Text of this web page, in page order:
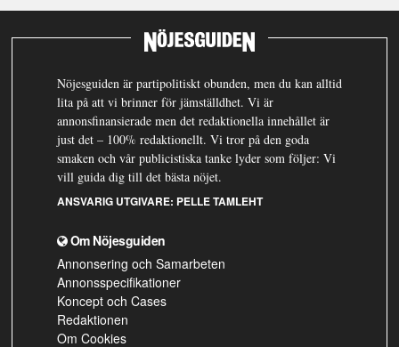
Nöjesguiden är partipolitiskt obunden, men du kan alltid
lita på att vi brinner för jämställdhet. Vi är
annonsfinansierade men det redaktionella innehållet är
just det – 100% redaktionellt. Vi tror på den goda
smaken och vår publicistiska tanke lyder som följer: Vi
vill guida dig till det bästa nöjet.
ANSVARIG UTGIVARE: PELLE TAMLEHT
Om Nöjesguiden
Annonsering och Samarbeten
Annonsspecifikationer
Koncept och Cases
Redaktionen
Om Cookies